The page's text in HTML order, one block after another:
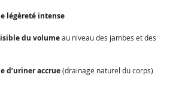
légèreté intense
du volumeau niveau des jambes et des
d’uriner accrue(drainage naturel du corps)